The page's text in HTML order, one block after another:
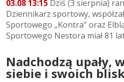
03.08 13:15 Dziś (3 sierpnia)
Dziennikarz sportowy,
Sportowego „Kontra” oraz
Sportowego Nestora miał 81
Nadchodzą upały,
siebie i swoich